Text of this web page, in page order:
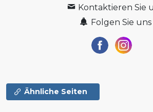
Kontaktieren Sie
Folgen Sie uns
Ähnliche Seiten